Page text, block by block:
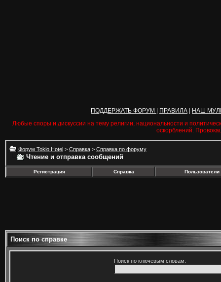
ПОДДЕРЖАТЬ ФОРУМ ПРАВИЛА
НАШ
Любые споры и дискуссии на тему религии, национальности и
оскорблений.
Форум Tokio Hotel > Справка > Справка по форуму
Чтение и отправка сообщений
Регистрация Справка Пользователи
Поиск по справке
Поиск по ключевым словам: